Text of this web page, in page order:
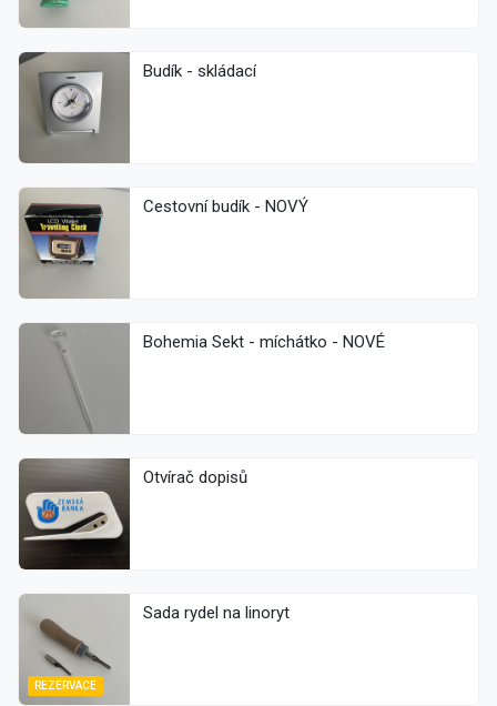
Budík - skládací
Cestovní budík - NOVÝ
Bohemia Sekt - míchátko - NOVÉ
Otvírač dopisů
REZERVACE
Sada rydel na linoryt